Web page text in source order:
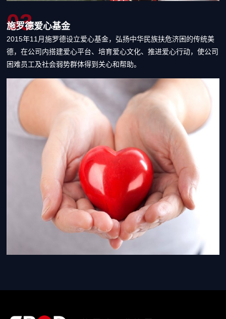
03
施罗德爱心基金
2015年11月施罗德设立爱心基金，弘扬中华民族扶危济困的传统美
德，在公司内搭建爱心平台、培育爱心文化、推进爱心行动，使公司
困难员工及社会弱势群体得到关心和帮助。